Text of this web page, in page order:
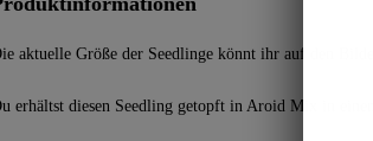
aktuelle Größe der Seedlinge könnt ihr auf den
erhältst diesen Seedling getopft in Aroid Mix in